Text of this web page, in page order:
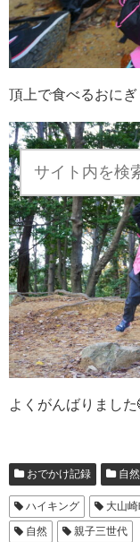
頂上で食べるおにぎ
よくがんばりました
おでかけ記録 自然
ハイキング 大山
自然
親子三世代